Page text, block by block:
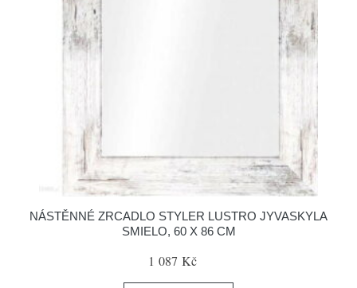
NÁSTĚNNÉ ZRCADLO STYLER LUSTRO JYVASKYLA
SMIELO, 60 X 86 CM
1 087 Kč